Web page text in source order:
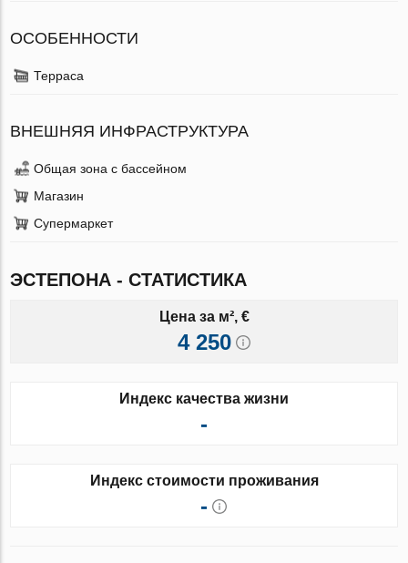
ОСОБЕННОСТИ
Терраса
ВНЕШНЯЯ ИНФРАСТРУКТУРА
Общая зона с бассейном
Магазин
Супермаркет
ЭСТЕПОНА - СТАТИСТИКА
Цена за м², €
4 250
Индекс качества жизни
-
Индекс стоимости проживания
-